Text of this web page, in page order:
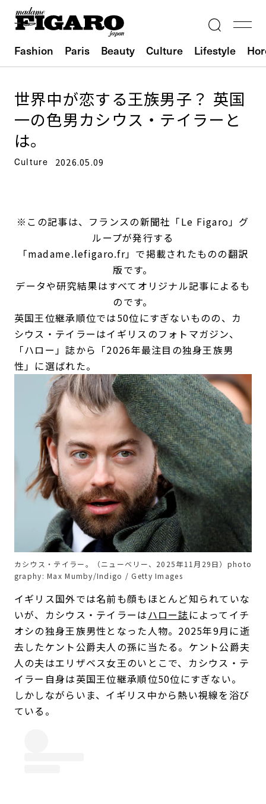
Fashion Paris Beauty Culture Lifestyle
世界中が恋する王族男子？ 英国
一の色男カシウス・テイラーと
は。
Culture 2026.05.09
※この記事は、フランスの新聞社「Le Figaro」グ
ループが発行する
「madame.lefigaro.fr」で掲載されたものの翻訳
版です。
データや研究結果はすべてオリジナル記事によるも
のです。
英国王位継承順位では50位にすぎないものの、カ
シウス・テイラーはイギリスのフォトマガジン、
「ハロー」誌から「2026年最注目の独身王族男
性」に選ばれた。
カシウス・テイラー。（ニューベリー、2025年11月29日）photo
graphy: Max Mumby/Indigo / Getty Images
イギリス国外では名前も顔もほとんど知られていな
いが、カシウス・テイラーはハロー誌によってイチ
オシの独身王族男性となった人物。2025年9月に逝
去したケント公爵夫人の孫に当たる。ケント公爵夫
人の夫はエリザベス女王のいとこで、カシウス・テ
イラー自身は英国王位継承順位50位にすぎない。
しかしながらいま、イギリス中から熱い視線を浴び
ている。